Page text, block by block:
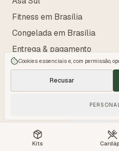
Fitness em Brasília
Congelada em Brasília
Entrega & pagamento
NutrirBox · Refeições
Kits
Cookies essenciais e, com permissão,
Recusar